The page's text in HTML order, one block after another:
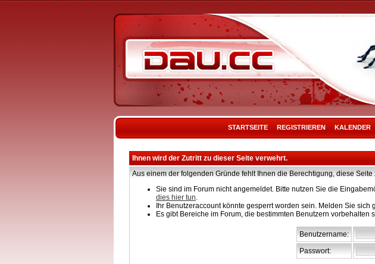
STARTSEITE REGISTRIEREN KALENDER
Ihnen wird der Zutritt zu dieser Seite verwehrt.
Aus einem der folgenden Gründe fehlt Ihnen die Berechtigung, diese Seite
Sie sind im Forum nicht angemeldet. Bitte nutzen Sie die
dies hier tun.
Ihr Benutzeraccount könnte gesperrt worden sein. Melden Sie
Es gibt Bereiche im Forum, die bestimmten Benutzern
Benutzername:
Passwort: